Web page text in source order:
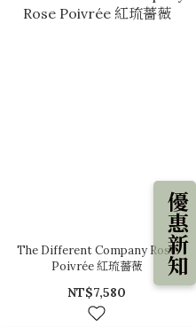
優惠新知
The Different Company Rose
Poivrée 紅琉薔薇
NT$7,580